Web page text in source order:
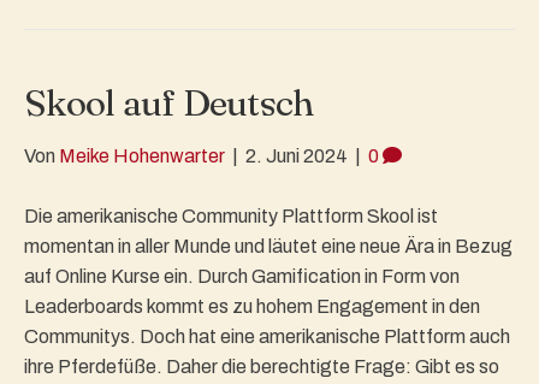
Skool auf Deutsch
Von Meike Hohenwarter 2. Juni 2024 0
Die amerikanische Community Plattform Skool ist
momentan in aller Munde und läutet eine neue Ära in Bezug
auf Online Kurse ein. Durch Gamification in Form von
Leaderboards kommt es zu hohem Engagement in den
Communitys. Doch hat eine amerikanische Plattform auch
ihre Pferdefüße. Daher die berechtigte Frage: Gibt es so